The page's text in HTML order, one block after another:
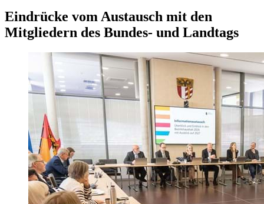
Eindrücke vom Austausch mit den
Mitgliedern des Bundes- und Landtags